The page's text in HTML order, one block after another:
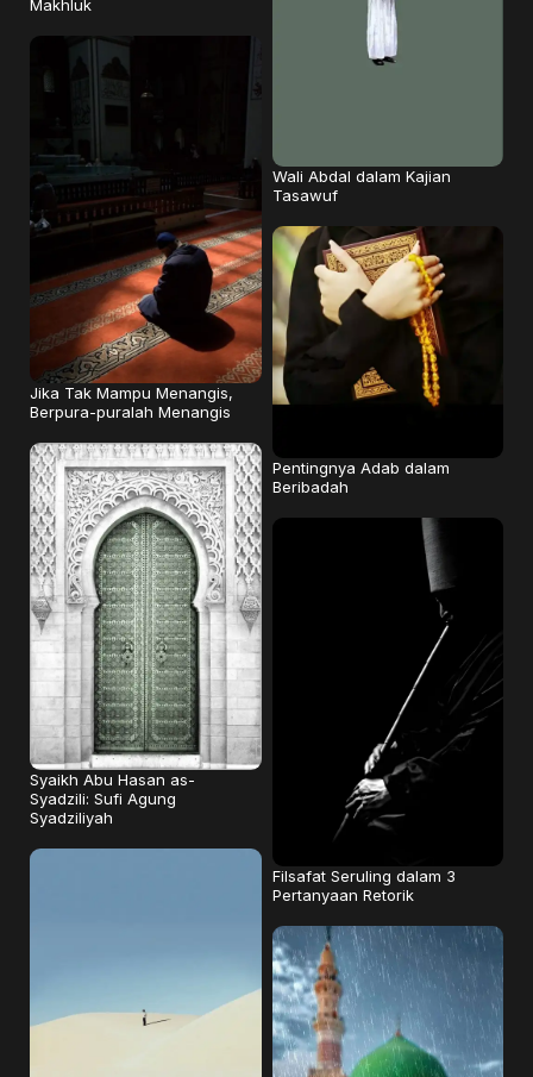
Makhluk
Wali Abdal dalam Kajian
Tasawuf
Jika Tak Mampu Menangis,
Berpura-puralah Menangis
Pentingnya Adab dalam
Beribadah
Syaikh Abu Hasan as-
Syadzili: Sufi Agung
Syadziliyah
Filsafat Seruling dalam 3
Pertanyaan Retorik